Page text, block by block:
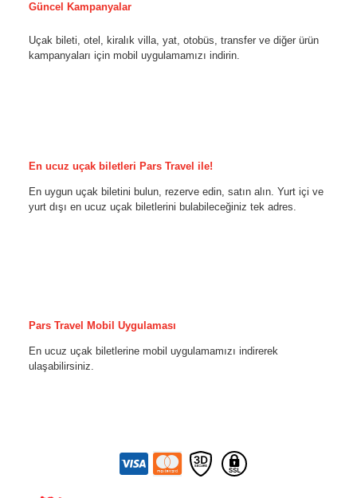
Güncel Kampanyalar
Uçak bileti, otel, kiralık villa, yat, otobüs, transfer ve diğer ürün
kampanyaları için mobil uygulamamızı indirin.
En ucuz uçak biletleri Pars Travel ile!
En uygun uçak biletini bulun, rezerve edin, satın alın. Yurt içi ve
yurt dışı en ucuz uçak biletlerini bulabileceğiniz tek adres.
Pars Travel Mobil Uygulaması
En ucuz uçak biletlerine mobil uygulamamızı indirerek
ulaşabilirsiniz.